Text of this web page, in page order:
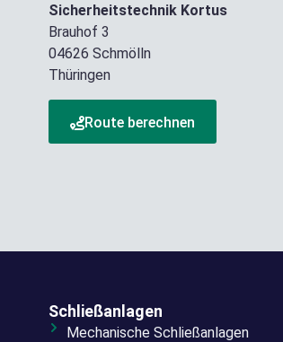
Sicherheitstechnik Kortus
Brauhof 3
04626 Schmölln
Thüringen
Route berechnen
Schließanlagen
Mechanische Schließanlagen